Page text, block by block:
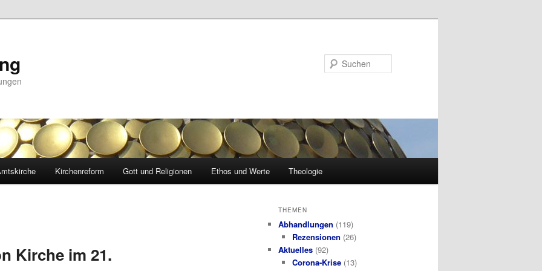
Kirchenreform Gott und Religionen Ethos und Werte Theologie
Kirche im 21.
THEMEN
Abhandlungen (119)
Rezensionen (26)
Aktuelles (92)
Corona-Krise(13)